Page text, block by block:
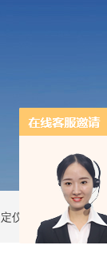
仪 精子活性分析仪